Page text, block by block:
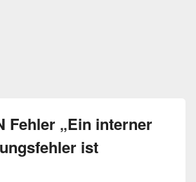
Fehler „Ein interner
ist